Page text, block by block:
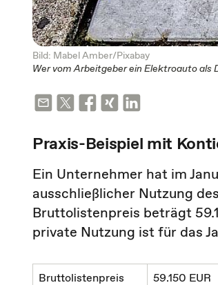
Bild: Mabel Amber/Pixabay
Wer vom Arbeitgeber ein Elektroauto
Praxis-Beispiel mit
Ein Unternehmer hat im
ausschließlicher Nutzung
Bruttolistenpreis beträgt
private Nutzung ist für das
Bruttolistenpreis
59.150 EUR